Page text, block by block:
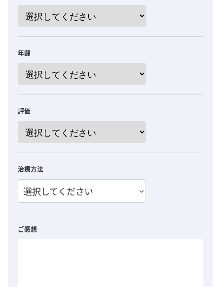
年齢
評価
治療方法
選択してください
ご感想